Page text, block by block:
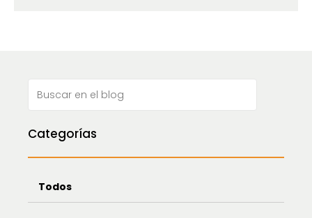
Categorías
Todos